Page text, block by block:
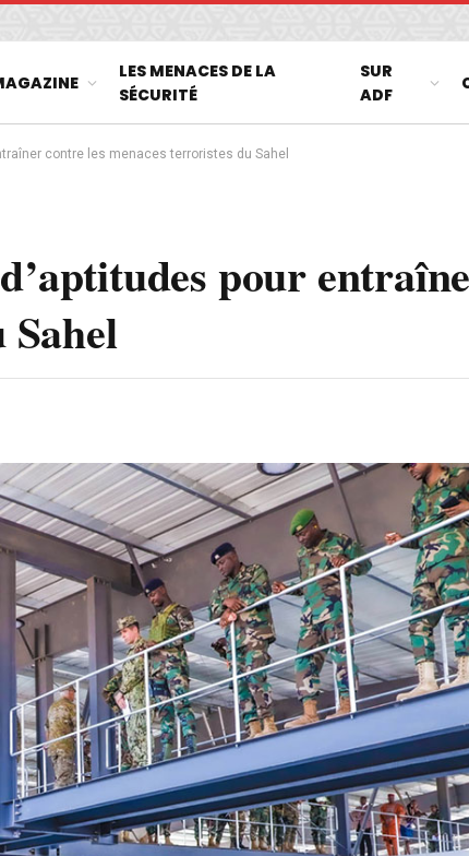
LES MENACES DE LA
SÉCURITÉ
SUR
ADF
contre les menaces terroristes du Sahel
pour